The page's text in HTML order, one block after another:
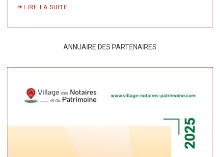
LIRE LA SUITE ...
ANNUAIRE DES PARTENAIRES